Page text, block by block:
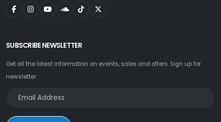
SUBSCRIBE NEWSLETTER
Get all the latest information on events, sales and offers. Sign up for
newsletter: